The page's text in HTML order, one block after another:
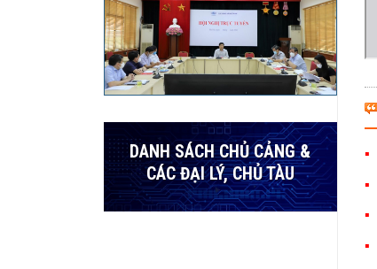
DANH SÁCH CHỦ CẢNG &
CÁC ĐẠI LÝ, CHỦ TÀU